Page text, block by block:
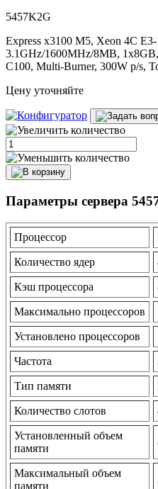
5457K2G
Express x3100 M5, Xeon 4C
3.1GHz/1600MHz/8MB,
C100, Multi-Burner, 300W p/s,
Цену уточняйте
Параметры сервера
Процессор
Количество ядер
Кэш процессора
Максимально процессоров
Установлено процессоров
Частота
Тип памяти
Количество слотов
Установленный объем
памяти
Максимальный объем
памяти